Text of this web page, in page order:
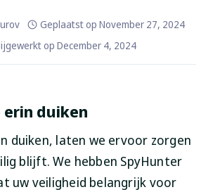
Norsk
Português
Geplaatst op November 27, 2024
op December 4, 2024
duiken
duiken, laten we ervoor zorgen
blijft. We hebben SpyHunter
uw veiligheid belangrijk voor